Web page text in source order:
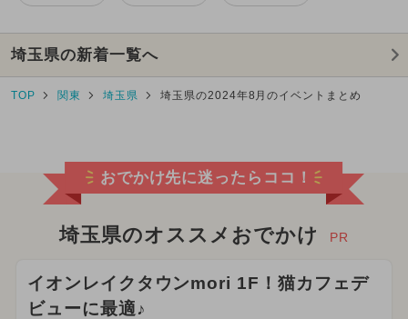
埼玉県の新着一覧へ
TOP 関東 埼玉県 埼玉県の2024年8月のイベントまとめ
おでかけ先に迷ったらココ！
埼玉県のオススメおでかけ PR
イオンレイクタウンmori 1F！猫カフェデ
ビューに最適♪